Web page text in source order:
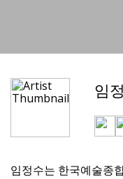
임
임정수는 한국예술종